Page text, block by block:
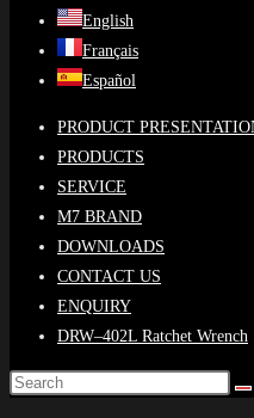
English
Français
Español
PRODUCT
PRODUCTS
SERVICE
M7 BRAND
DOWNLOADS
CONTACT US
ENQUIRY
DRW–402L Ratchet Wrench